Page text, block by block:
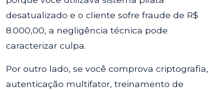
desatualizado e o cliente sofre fraude de R$
8.000,00, a negligência técnica pode
caracterizar culpa.
Por outro lado, se você comprova criptografia,
autenticação multifator, treinamento de